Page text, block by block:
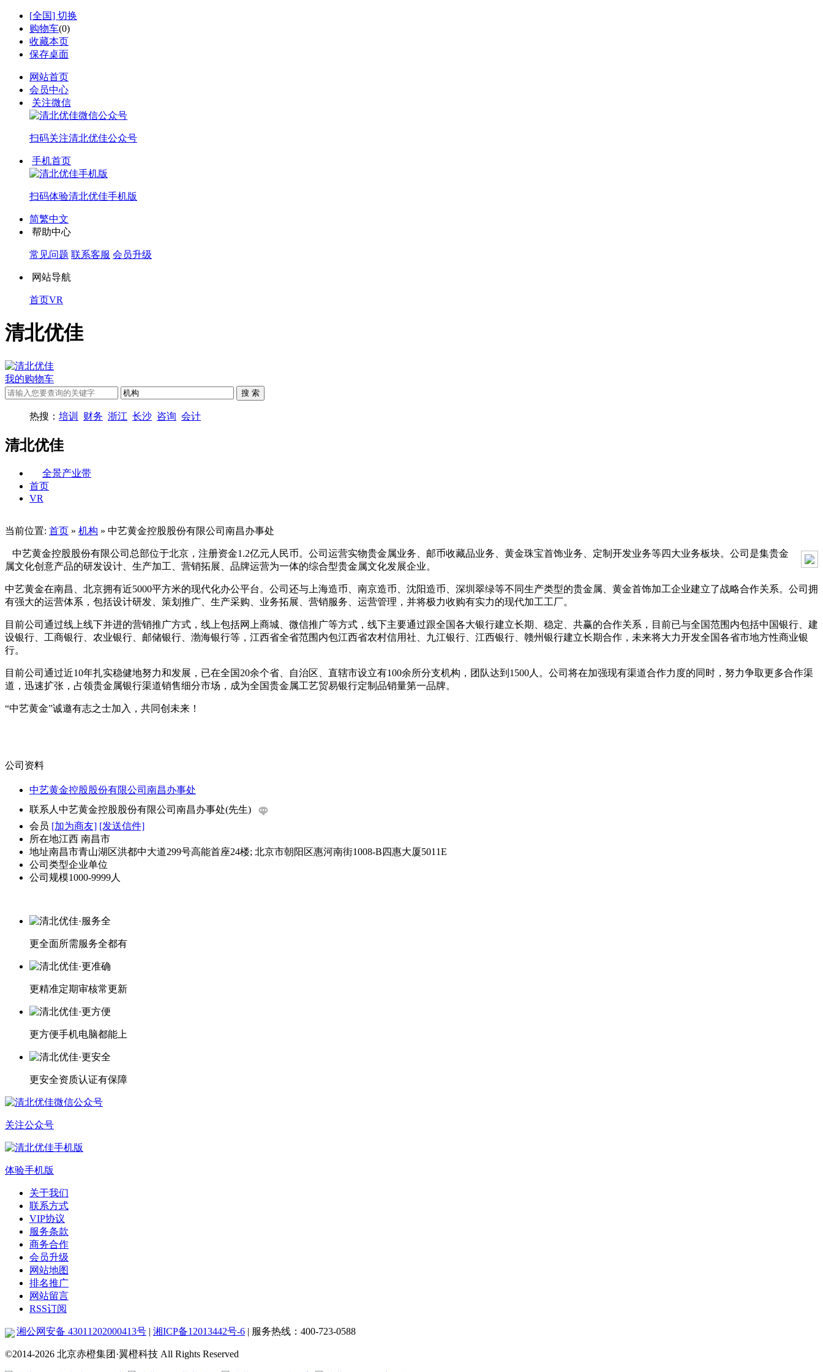
[全国] 切换
购物车(0)
收藏本页
保存桌面
网站首页
会员中心
关注微信
扫码关注清北优佳公众号
手机首页
扫码体验清北优佳手机版
简繁中文
帮助中心
常见问题 联系客服 会员升级
网站导航
首页VR
清北优佳
我的购物车
热搜： 培训 财务 浙江 长沙 咨询 会计
清北优佳
全景产业带
首页
VR
当前位置: 首页 » 机构 » 中艺黄金控股股份有限公司南昌办事处
中艺黄金控股股份有限公司总部位于北京，注册资金1.2亿元人民币。公司运营实物贵金属业务、邮币收藏品业务、黄金珠宝首饰业务、定制开发业务等四大业务板块。公司是集贵金
属文化创意产品的研发设计、生产加工、营销拓展、品牌运营为一体的综合型贵金属文化发展企业。
中艺黄金在南昌、北京拥有近5000平方米的现代化办公平台。公司还与上海造币、南京造币、沈阳造币、深圳翠绿等不同生产类型的贵金属、黄金首饰加工企业建立了战略合作关系。公司拥
有强大的运营体系，包括设计研发、策划推广、生产采购、业务拓展、营销服务、运营管理，并将极力收购有实力的现代加工工厂。
目前公司通过线上线下并进的营销推广方式，线上包括网上商城、微信推广等方式，线下主要通过跟全国各大银行建立长期、稳定、共赢的合作关系，目前已与全国范围内包括中国银行、建
设银行、工商银行、农业银行、邮储银行、渤海银行等，江西省全省范围内包江西省农村信用社、九江银行、江西银行、赣州银行建立长期合作，未来将大力开发全国各省市地方性商业银
行。
目前公司通过近10年扎实稳健地努力和发展，已在全国20余个省、自治区、直辖市设立有100余所分支机构，团队达到1500人。公司将在加强现有渠道合作力度的同时，努力争取更多合作渠
道，迅速扩张，占领贵金属银行渠道销售细分市场，成为全国贵金属工艺贸易银行定制品销量第一品牌。
“中艺黄金”诚邀有志之士加入，共同创未来！
公司资料
中艺黄金控股股份有限公司南昌办事处
联系人中艺黄金控股股份有限公司南昌办事处(先生)
会员 [加为商友] [发送信件]
所在地江西 南昌市
地址南昌市青山湖区洪都中大道299号高能首座24楼; 北京市朝阳区惠河南街1008-B四惠大厦5011E
公司类型企业单位
公司规模1000-9999人
更全面所需服务全都有
更精准定期审核常更新
更方便手机电脑都能上
更安全资质认证有保障
关注公众号
体验手机版
关于我们
联系方式
VIP协议
服务条款
商务合作
会员升级
网站地图
排名推广
网站留言
RSS订阅
湘公网安备 43011202000413号 | 湘ICP备12013442号-6 | 服务热线：400-723-0588
©2014-2026 北京赤橙集团·翼橙科技 All Rights Reserved